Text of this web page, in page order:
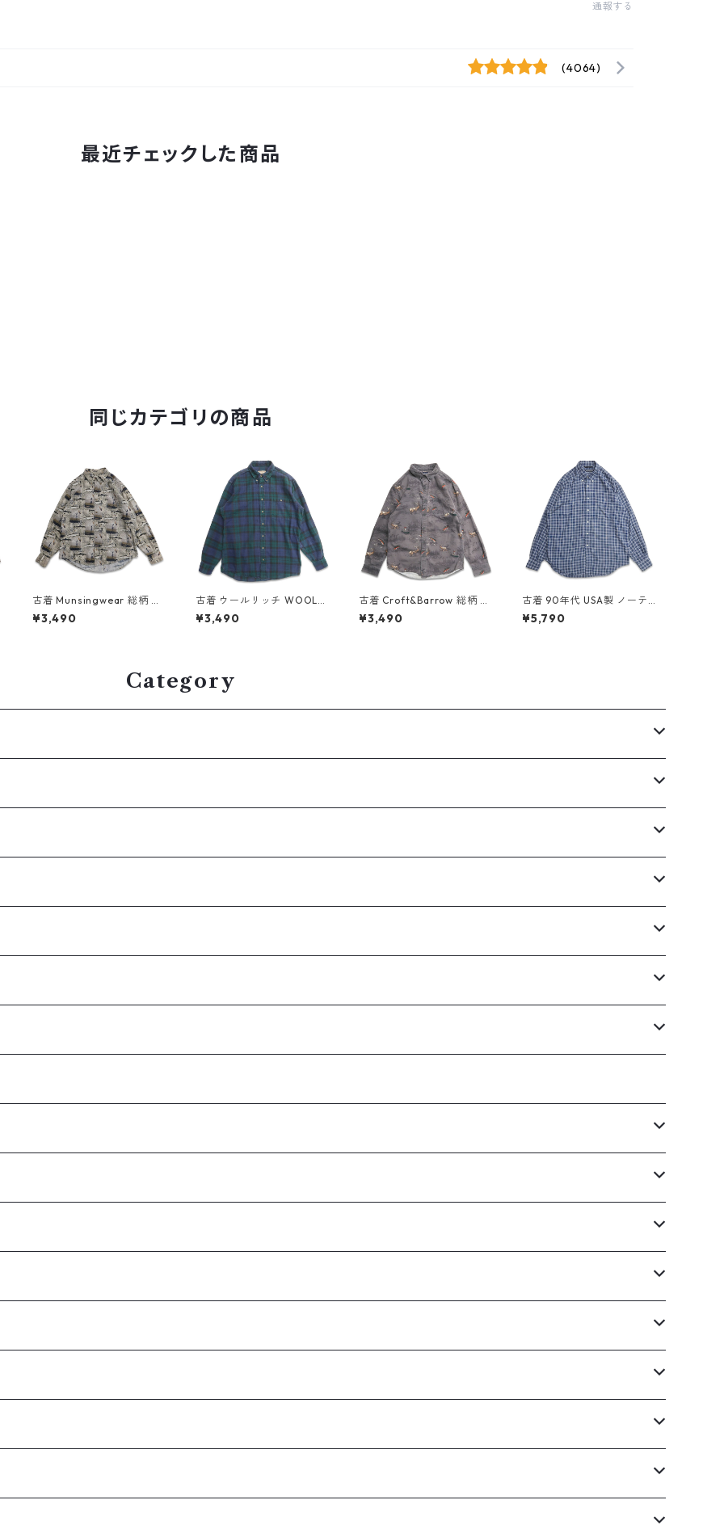
通報する
(4064)
最近チェックした商品
同じカテゴリの商品
古着 Munsingwear 総柄 フ
ィッシング 魚 ボタンダウン
シャツ 長袖シャツ 表記：L
¥3,490
古着 ウールリッチ WOOLRI
CH ネルシャツ 長袖シャツ
チェック 表記：M TALL g
¥3,490
古着 Croft&Barrow 総柄 ア
ニマル ハンティングシャツ
ボタンダウンシャツ 長袖シ
¥3,490
古着 90年代 USA製 ノーテ
ィカ NAUTICA レーヨン ボ
タンダウンシャツ 長袖シャ
¥5,790
Category